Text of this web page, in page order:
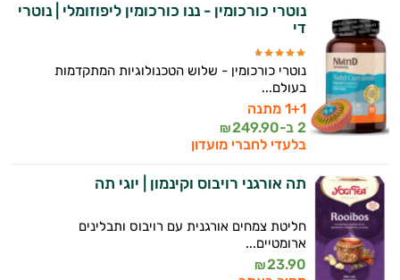
נוטרי כורכומין - ננו כורכומין ליפוזומלי | נוטרי
די
נוטרי כורכומין - שלוש הטכנולוגיות המתקדמות
בעולם...
1+1 מתנה
2 ב-
249.90
₪
בלעדי לחברי מועדון
תה אורגני רויבוס וקינמון | יוגי תה
חליטת צמחים אורגנית עם רויבוס ותבלינים
ארומטיים...
23.90
₪
היי,
אני יועץ הבריאות האישי AI של טבע בריא.
וספרות מקצועית בתחומי הרפואה הטבעית
ותזונת הספורט.
אני כאן כדי לעזור לך להתאים את תוספי
התזונה ומוצרי הבריאות המדויקים למטרות